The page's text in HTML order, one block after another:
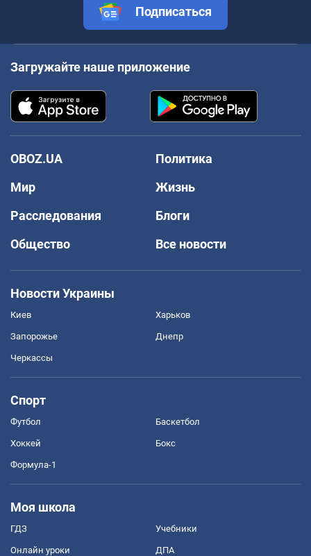
Подписаться
Загружайте наше приложение
OBOZ.UA
Политика
Мир
Жизнь
Расследования
Блоги
Общество
Все новости
Новости Украины
Киев Харьков
Запорожье Днепр
Черкассы
Спорт
Футбол Баскетбол
Хоккей Бокс
Формула-1
Моя школа
ГДЗ Учебники
Онлайн уроки ДПА